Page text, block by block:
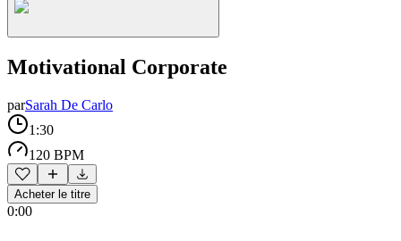
Motivational Corporate
parSarah De Carlo
1:30
120 BPM
Acheter le titre
0:00